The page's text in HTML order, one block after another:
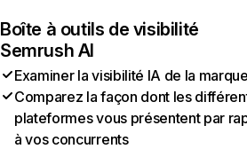
Boîte à outils de visibilité
Semrush AI
Examiner la visibilité IA de la
Comparez la façon dont les
plateformes vous présentent par
à vos concurrents